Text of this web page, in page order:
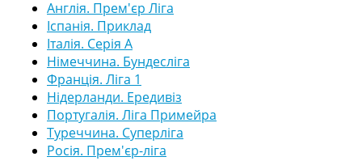
Англія. Прем'єр Ліга
Іспанія. Приклад
Італія. Серія А
Німеччина. Бундесліга
Франція. Ліга 1
Нідерланди. Ередивіз
Португалія. Ліга Примейра
Туреччина. Суперліга
Росія. Прем'єр-ліга